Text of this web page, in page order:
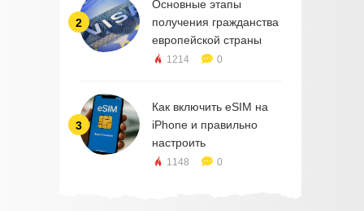
2
Основные этапы
получения гражданства
европейской страны
1214 0
3
Как включить eSIM на
iPhone и правильно
настроить
1148 0